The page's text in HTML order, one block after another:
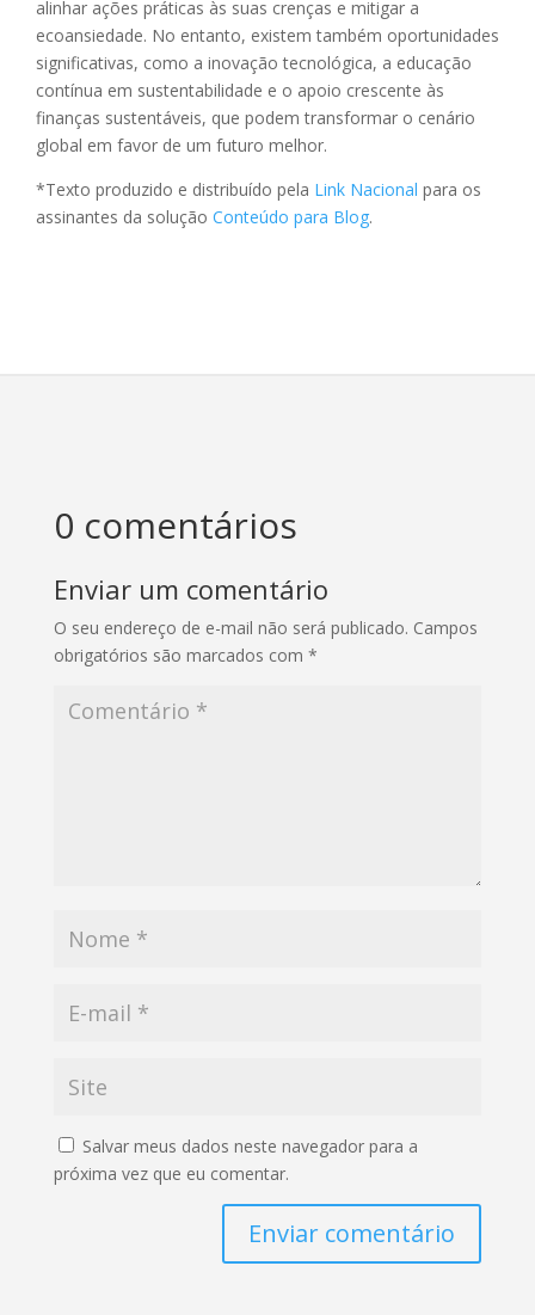
alinhar ações práticas às suas crenças e mitigar a
ecoansiedade. No entanto, existem também oportunidades
significativas, como a inovação tecnológica, a educação
contínua em sustentabilidade e o apoio crescente às
finanças sustentáveis, que podem transformar o cenário
global em favor de um futuro melhor.
*Texto produzido e distribuído pela Link Nacional para os
assinantes da solução Conteúdo para Blog.
0 comentários
Enviar um comentário
O seu endereço de e-mail não será publicado. Campos
obrigatórios são marcados com *
Salvar meus dados neste navegador para a
próxima vez que eu comentar.
Enviar comentário